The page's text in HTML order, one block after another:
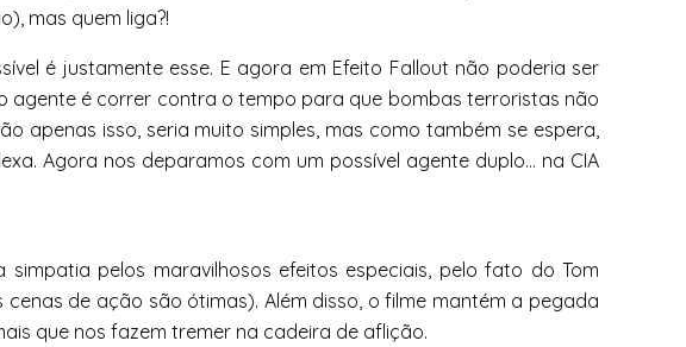
mas quem liga?!
é justamente esse. E agora em Efeito Fallout não poderia ser
agente é correr contra o tempo para que bombas terroristas não
apenas isso, seria muito simples, mas como também se espera,
Agora nos deparamos com um possível agente duplo… na CIA
simpatia pelos maravilhosos efeitos especiais, pelo fato do Tom
cenas de ação são ótimas). Além disso, o filme mantém a pegada
que nos fazem tremer na cadeira de aflição.